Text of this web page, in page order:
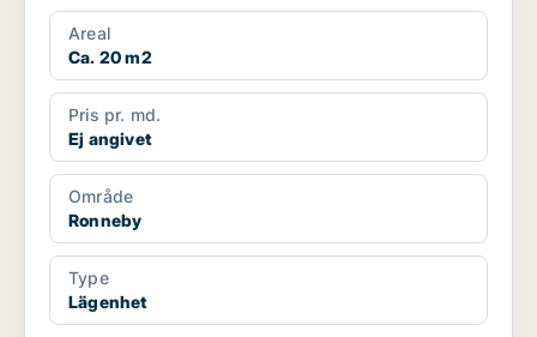
Areal
Ca. 20 m2
Pris pr. md.
Ej angivet
Område
Ronneby
Type
Lägenhet